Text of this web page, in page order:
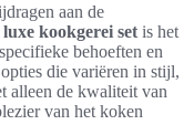
aan de
luxe kookgerei set is het
behoeften en
die variëren in stijl,
alleen de kwaliteit van
van het koken